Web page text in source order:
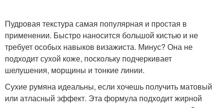
Пудровая текстура самая популярная и простая в
применении. Быстро наносится большой кистью и не
требует особых навыков визажиста. Минус? Она не
подходит сухой коже, поскольку подчеркивает
шелушения, морщины и тонкие линии.
Сухие румяна идеальны, если хочешь получить матовый
или атласный эффект. Эта формула подходит жирной